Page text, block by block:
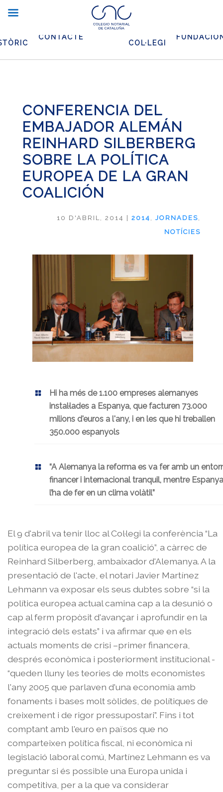
CONTACTE
COL·LEGI
CONFERENCIA DEL
EMBAJADOR ALEMÁN
REINHARD SILBERBERG
SOBRE LA POLÍTICA
EUROPEA DE LA GRAN
COALICIÓN
10 D'ABRIL, 2014 |2014 ,JORNADES,
NOTÍCIES
Hi ha més de 1.100 empreses alemanyes
instal·lades a Espanya, que facturen 73.000
milions d'euros a l'any, i en les que hi treballen
350.000 espanyols
“A Alemanya la reforma es va fer amb un
financer i internacional tranquil, mentre Espanya
l’ha de fer en un clima volàtil”
El 9 d'abril va tenir lloc al Col·legi la conferència “La
política europea de la gran coalició”, a càrrec de
Reinhard Silberberg, ambaixador d'Alemanya. A la
presentació de l'acte, el notari Javier Martínez
Lehmann va exposar els seus dubtes sobre “si la
política europea actual camina cap a la desunió o
cap al ferm propòsit d'avançar i aprofundir en la
integració dels estats” i va afirmar que en els
actuals moments de crisi –primer financera,
després econòmica i posteriorment institucional -
“queden lluny les teories de molts economistes
l'any 2005 que parlaven d'una economia amb
fonaments i bases molt sòlides, de polítiques de
creixement i de rigor pressupostari”. Fins i tot
comptant amb l'euro en països que no
comparteixen política fiscal, ni econòmica ni
legislació laboral comú, Martínez Lehmann es va
preguntar si és possible una Europa unida i
competitiva, per a la que va considerar